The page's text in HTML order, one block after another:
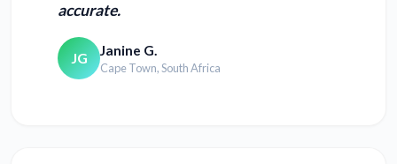
accurate.
JG Janine G.
Cape Town, South Africa